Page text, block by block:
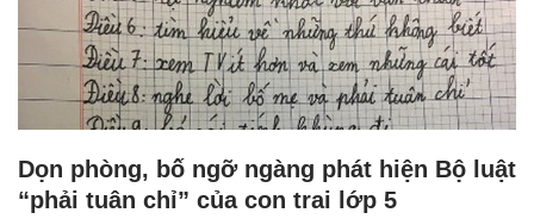
Dọn phòng, bố ngỡ ngàng phát hiện Bộ luật
“phải tuân chỉ” của con trai lớp 5